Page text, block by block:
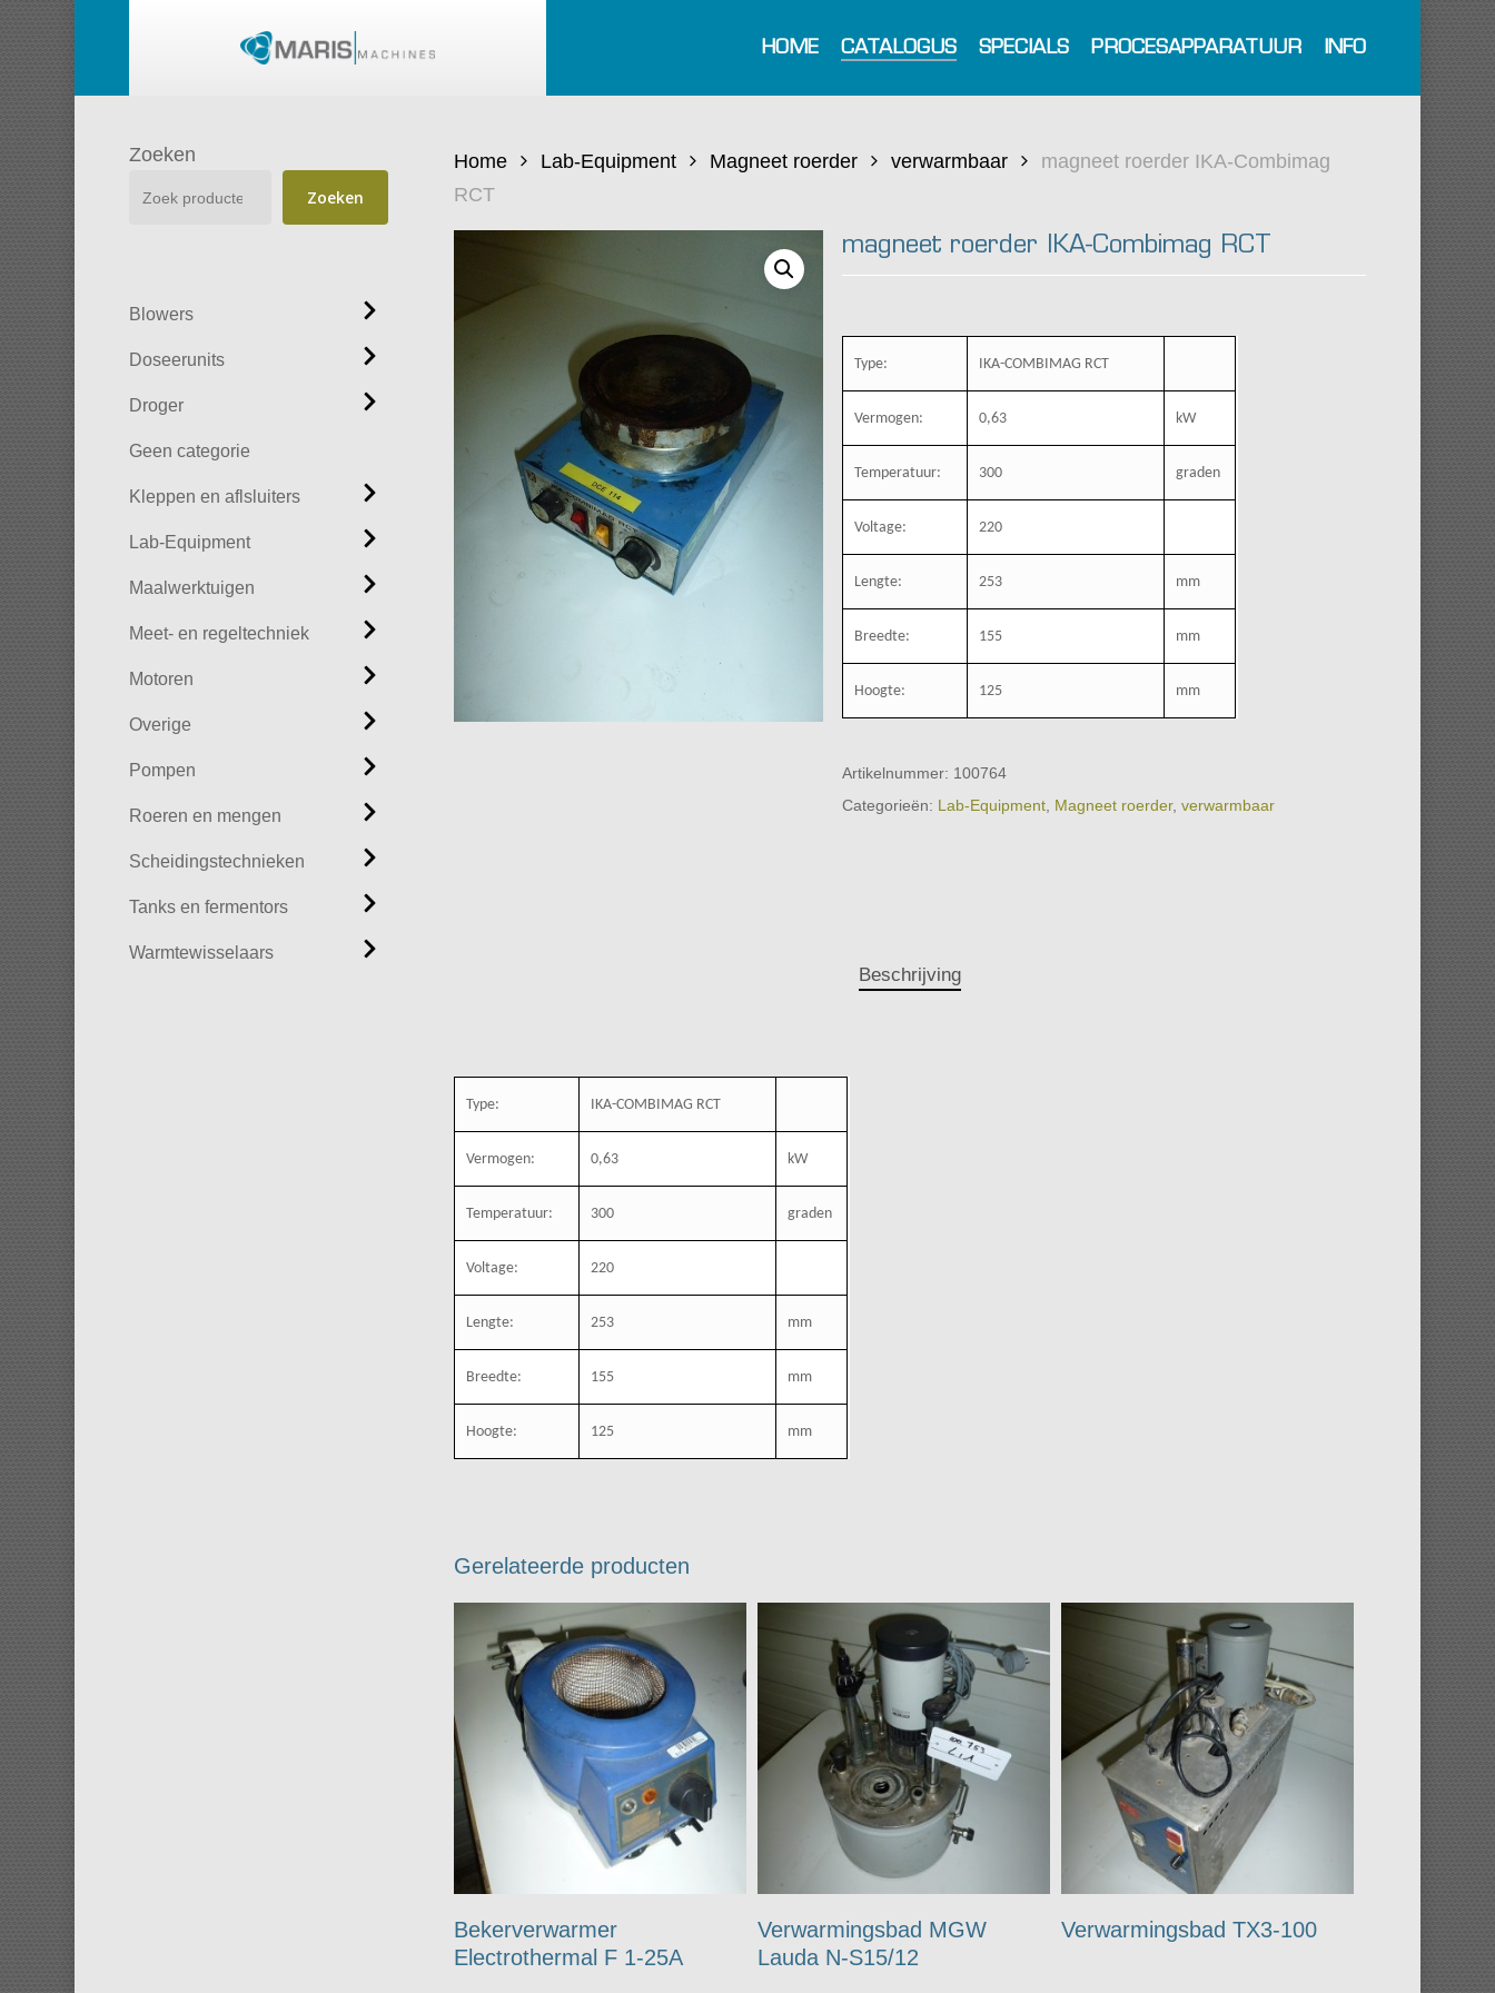
Skip
to
main
content
HOME CATALOGUS SPECIALS PROCESAPPARATUUR INFO
Zoeken
Zoeken
Blowers
Doseerunits
Droger
Geen categorie
Kleppen en aflsluiters
Lab-Equipment
Maalwerktuigen
Meet- en regeltechniek
Motoren
Overige
Pompen
Roeren en mengen
Scheidingstechnieken
Tanks en fermentors
Warmtewisselaars
Home Lab-Equipment Magneet roerder verwarmbaar
magneet roerder IKA-Combimag
RCT
magneet roerder IKA-Combimag RCT
Type: IKA-COMBIMAG RCT
Vermogen: 0,63 kW
Temperatuur: 300 graden
Voltage: 220
Lengte: 253 mm
Breedte: 155 mm
Hoogte: 125 mm
Artikelnummer: 100764
Categorieën: Lab-Equipment, Magneet roerder, verwarmbaar
Beschrijving
Type: IKA-COMBIMAG RCT
Vermogen: 0,63 kW
Temperatuur: 300 graden
Voltage: 220
Lengte: 253 mm
Breedte: 155 mm
Hoogte: 125 mm
Gerelateerde producten
Bekerverwarmer
Electrothermal F 1-25A
Verwarmingsbad MGW
Lauda N-S15/12
Verwarmingsbad TX3-100